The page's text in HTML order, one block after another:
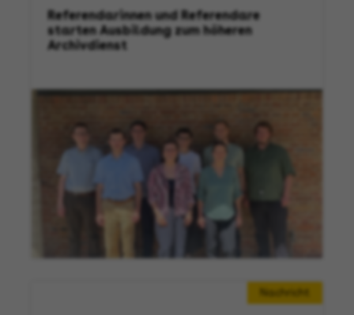
Referendarinnen und Referendare
starten Ausbildung zum höheren
Archivdienst
Nachricht